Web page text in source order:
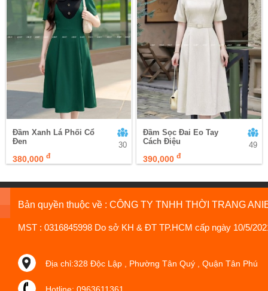
Đầm Xanh Lá Phối Cổ
Đen
380,000đ
30
Đầm Sọc Đai Eo Tay
Cách Điệu
390,000đ
49
Bản quyền thuộc về : CÔNG TY TNHH THỜI TRANG
MST : 0316845998 Do sở KH & ĐT TP.HCM cấp ngày 10/5/
Địa chỉ:328 Độc Lập , Phường Tân Quý , Quận Tân Phú